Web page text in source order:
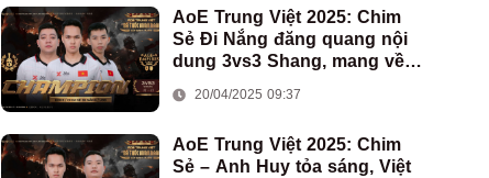
AoE Trung Việt 2025: Chim
Sẻ Đi Nắng đăng quang nội
dung 3vs3 Shang, mang về
đoàn AoE Việt Nam
20/04/2025 09:37
AoE Trung Việt 2025: Chim
Sẻ – Anh Huy tỏa sáng, Việt